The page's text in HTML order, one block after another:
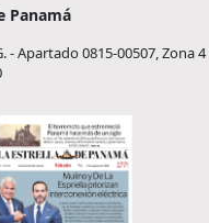
Panamá
- Apartado 0815-00507, Zona 4